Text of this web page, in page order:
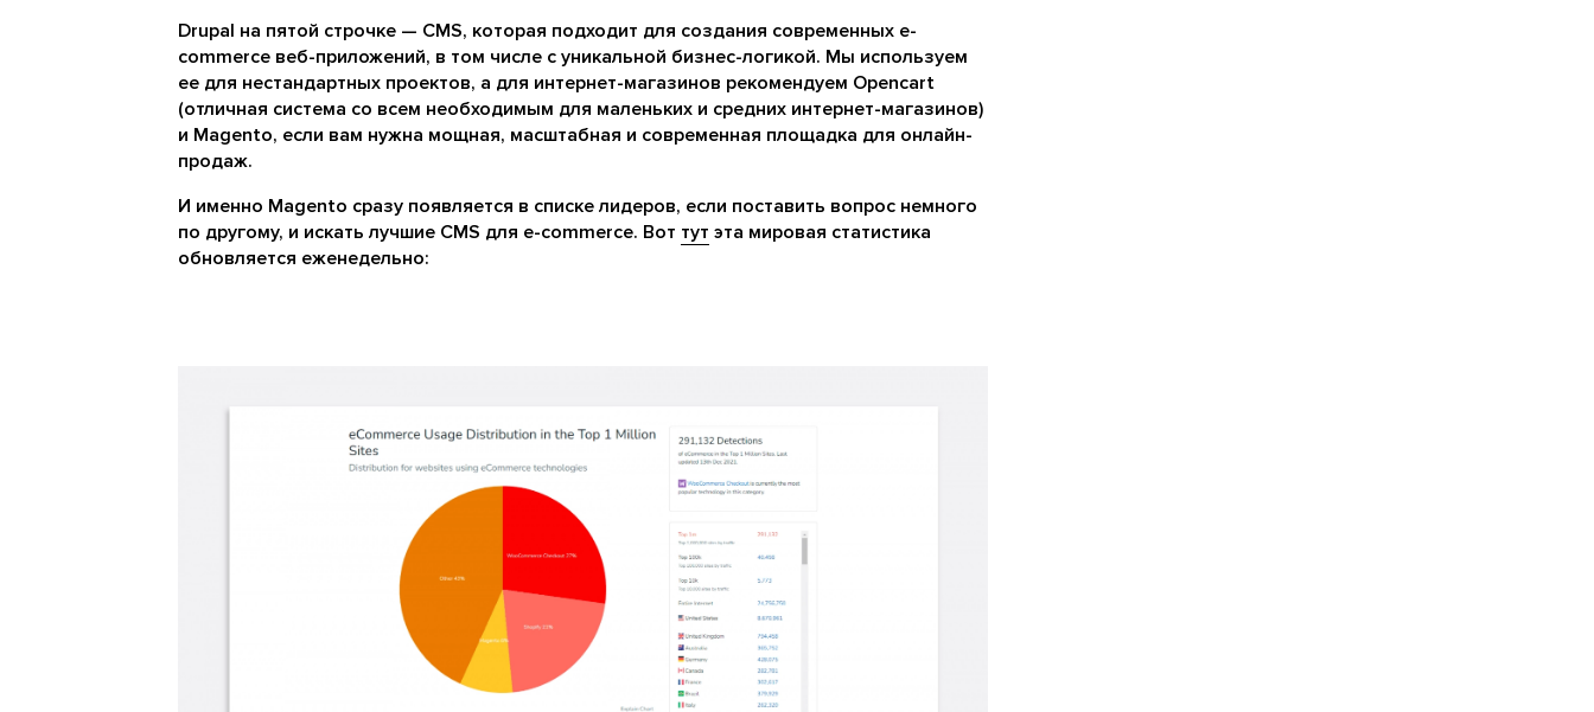
Drupal на пятой строчке — CMS, которая подходит для создания современных e-
commerce веб-приложений, в том числе с уникальной бизнес-логикой. Мы используем
ее для нестандартных проектов, а для интернет-магазинов рекомендуем Opencart
(отличная система со всем необходимым для маленьких и средних интернет-магазинов)
и Magento, если вам нужна мощная, масштабная и современная площадка для онлайн-
продаж.
И именно Magento сразу появляется в списке лидеров, если поставить вопрос немного
по другому, и искать лучшие CMS для e-commerce. Вот тут эта мировая статистика
обновляется еженедельно: